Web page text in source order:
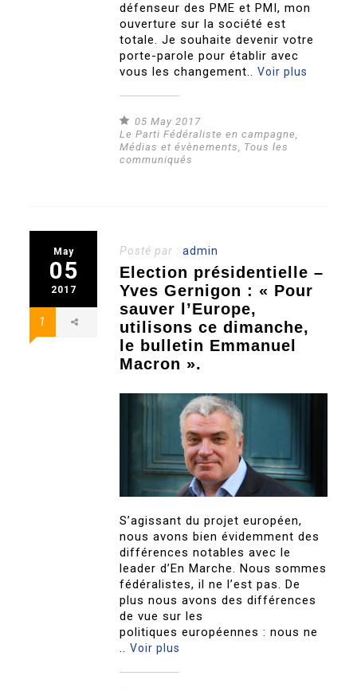
défenseur des PME et PMI, mon
ouverture sur la société est
totale. Je souhaite devenir votre
porte-parole pour établir avec
vous les changement..Voir plus
05 May 2017
Le Parti Fédéraliste en campagne,
Médias et évènements, Tous les
communiqués
May
05
2017
1
Posté par :admin
Election présidentielle –
Yves Gernigon : « Pour
sauver l’Europe,
utilisons ce dimanche,
le bulletin Emmanuel
Macron ».
S’agissant du projet européen,
nous avons bien évidemment des
différences notables avec le
leader d’En Marche. Nous sommes
fédéralistes, il ne l’est pas. De
plus nous avons des différences
de vue sur les
politiques européennes : nous ne
..Voir plus